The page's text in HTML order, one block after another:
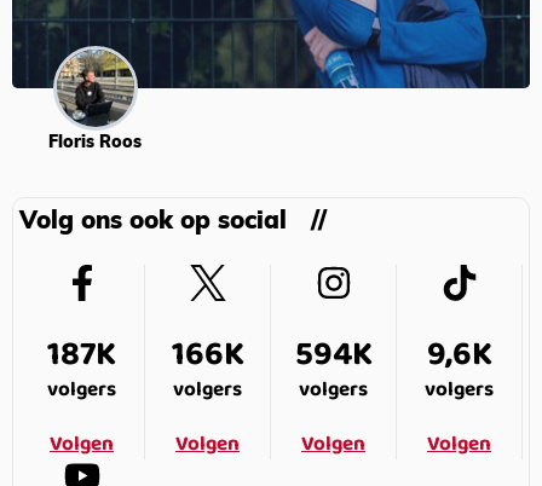
Floris Roos
Volg ons ook op social
187K
volgers
Volgen
166K
volgers
Volgen
594K
volgers
Volgen
9,6K
volgers
Volgen